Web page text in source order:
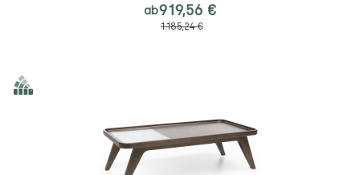
ab919,56 €
1.185,24 €